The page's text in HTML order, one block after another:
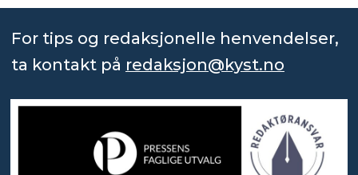
For tips og redaksjonelle henvendelser,
ta kontakt på redaksjon@kyst.no